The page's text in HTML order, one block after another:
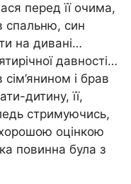
перед її очима,
спальню, син
на дивані…
давності…
і брав
дитину, її,
стримуючись,
оцінкою
повинна була з